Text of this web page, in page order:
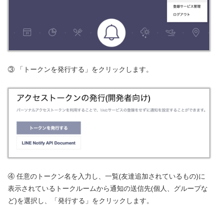
③ 「トークンを発行する」をクリックします。
④ 任意のトークン名を入力し、一覧(友達追加されているもの)に
表示されているトークルームから通知の送信先(個人、グループな
ど)を選択し、「発行する」をクリックします。